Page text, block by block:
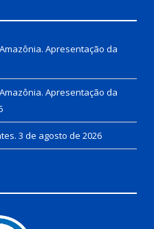
Amazônia. Apresentação da
Amazônia. Apresentação da
3 de agosto de 2026